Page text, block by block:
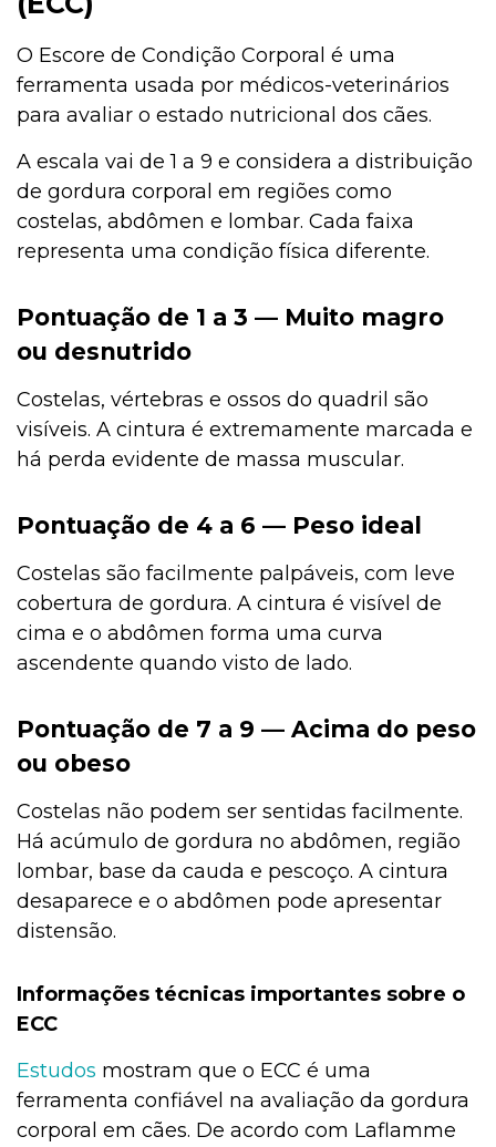
O Escore de Condição Corporal é uma
ferramenta usada por médicos-veterinários
para avaliar o estado nutricional dos cães.
A escala vai de 1 a 9 e considera a distribuição
de gordura corporal em regiões como
costelas, abdômen e lombar. Cada faixa
representa uma condição física diferente.
Pontuação de 1 a 3 — Muito magro
ou desnutrido
Costelas, vértebras e ossos do quadril são
visíveis. A cintura é extremamente marcada e
há perda evidente de massa muscular.
Pontuação de 4 a 6 — Peso ideal
Costelas são facilmente palpáveis, com leve
cobertura de gordura. A cintura é visível de
cima e o abdômen forma uma curva
ascendente quando visto de lado.
Pontuação de 7 a 9 — Acima do peso
ou obeso
Costelas não podem ser sentidas facilmente.
Há acúmulo de gordura no abdômen, região
lombar, base da cauda e pescoço. A cintura
desaparece e o abdômen pode apresentar
distensão.
Informações técnicas importantes sobre o
ECC
Estudos mostram que o ECC é uma
ferramenta confiável na avaliação da gordura
corporal em cães. De acordo com Laflamme